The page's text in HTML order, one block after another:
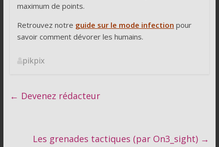
maximum de points.
Retrouvez notre guide sur le mode infection pour
savoir comment dévorer les humains.
pikpix
← Devenez rédacteur
Les grenades tactiques (par On3_sight) →